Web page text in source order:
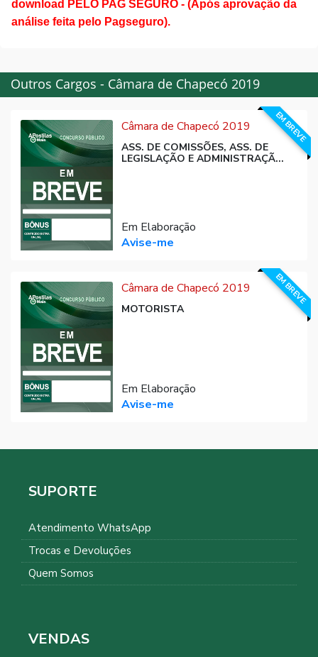
download PELO PAG SEGURO - (Após aprovação da
análise feita pelo Pagseguro).
Outros Cargos - Câmara de Chapecó 2019
EM BREVE
Câmara de Chapecó 2019
ASS. DE COMISSÕES, ASS. DE
LEGISLAÇÃO E ADMINISTRAÇÃ...
Em Elaboração
Avise-me
EM BREVE
Câmara de Chapecó 2019
MOTORISTA
Em Elaboração
Avise-me
SUPORTE
Atendimento WhatsApp
Trocas e Devoluções
Quem Somos
VENDAS